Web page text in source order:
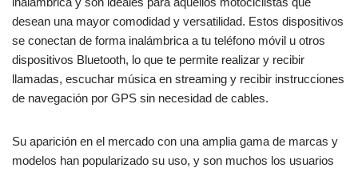
desean una mayor comodidad y versatilidad. Estos dispositivos
se conectan de forma inalámbrica a tu teléfono móvil u otros
dispositivos Bluetooth, lo que te permite realizar y recibir
llamadas, escuchar música en streaming y recibir instrucciones
de navegación por GPS sin necesidad de cables.
Su aparición en el mercado con una amplia gama de marcas y
modelos han popularizado su uso, y son muchos los usuarios